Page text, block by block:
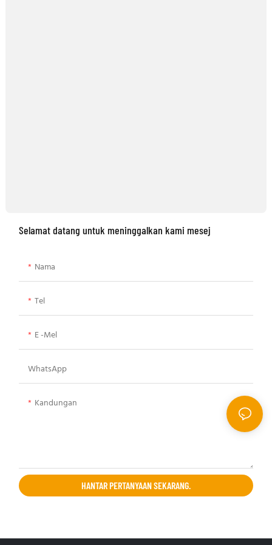
Selamat datang untuk meninggalkan kami mesej
Nama
Tel
E -mel
WhatsApp
Kandungan
HANTAR PERTANYAAN SEKARANG.